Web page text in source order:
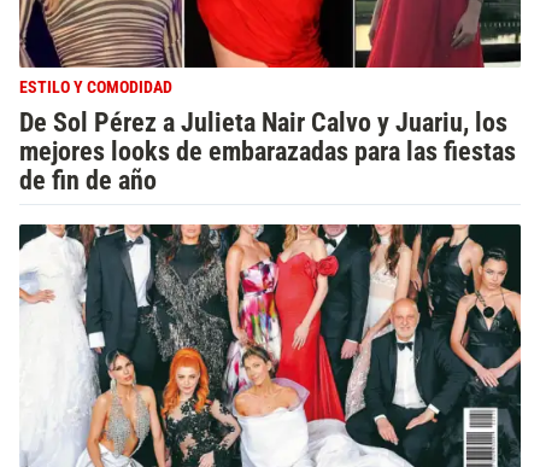
ESTILO Y COMODIDAD
De Sol Pérez a Julieta Nair Calvo y Juariu, los
mejores looks de embarazadas para las fiestas
de fin de año